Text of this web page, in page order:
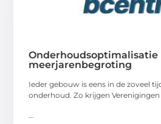
Onderhoudsoptimalisatie
meerjarenbegroting
Ieder gebouw is eens in de zoveel
onderhoud. Zo krijgen Verenigingen